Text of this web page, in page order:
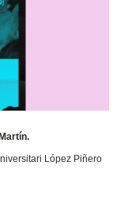
López Piñero